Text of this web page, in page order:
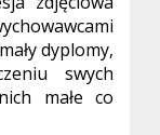
dyplomy,
swych
małe co